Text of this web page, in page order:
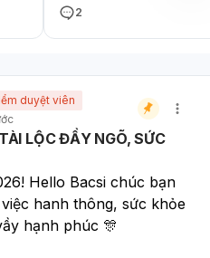
có
2
duyệt viên
LỘC ĐẦY NGÕ, SỨC
Hello Bacsi chúc bạn
hanh thông, sức khỏe
hạnh phúc 🎊